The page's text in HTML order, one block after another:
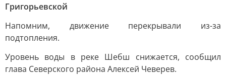
Григорьевской
Напомним, движение перекрывали из-за
подтопления.
Уровень воды в реке Шебш снижается, сообщил
глава Северского района Алексей Чеверев.